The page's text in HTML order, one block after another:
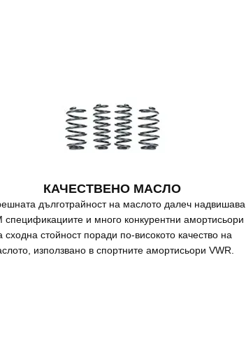
КАЧЕСТВЕНО МАСЛО
дълготрайност на маслото далеч надвишава
спецификациите и много конкурентни амортисьори
сходна стойност поради по-високото качество на
използвано в спортните амортисьори VWR.